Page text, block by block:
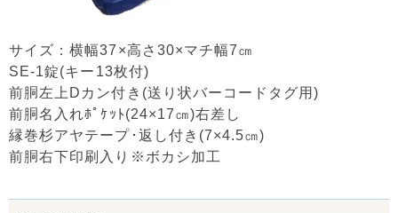
サイズ：横幅37×高さ30×マチ幅7㎝
SE-1錠(キー13枚付)
前胴左上Dカン付き(送り状バーコードタグ用)
前胴名入れﾎﾟｹｯﾄ(24×17㎝)右差し
縁巻杉アヤテープ･返し付き(7×4.5㎝)
前胴右下印刷入り※ボカシ加工